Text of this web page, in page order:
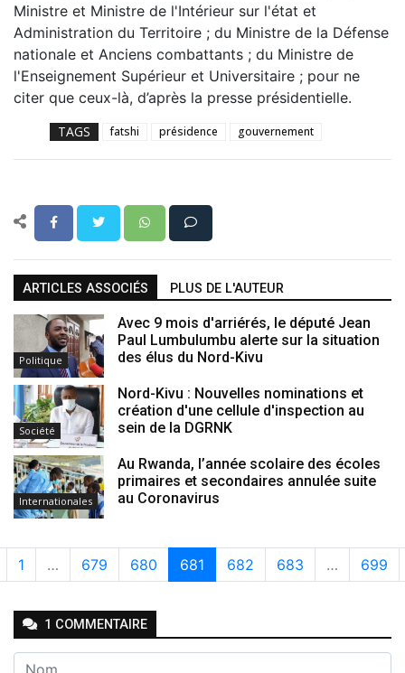
Ministre et Ministre de l'Intérieur sur l'état et
Administration du Territoire ; du Ministre de la Défense
nationale et Anciens combattants ; du Ministre de
l'Enseignement Supérieur et Universitaire ; pour ne
citer que ceux-là, d’après la presse présidentielle.
TAGS fatshi présidence gouvernement
ARTICLES ASSOCIÉS PLUS DE L'AUTEUR
Politique
Avec 9 mois d'arriérés, le député Jean
Paul Lumbulumbu alerte sur la situation
des élus du Nord-Kivu
Société
Nord-Kivu : Nouvelles nominations et
création d'une cellule d'inspection au
sein de la DGRNK
Internationales
Au Rwanda, l’année scolaire des écoles
primaires et secondaires annulée suite
au Coronavirus
1 … 679 680 681 682 683 … 699
1 COMMENTAIRE